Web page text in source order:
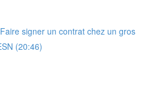
signer un contrat chez un gros
(20:46)